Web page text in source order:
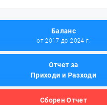
Баланс
от 2017 до 2024 г.
Отчет за
Приходи и Разходи
Сборен Отчет